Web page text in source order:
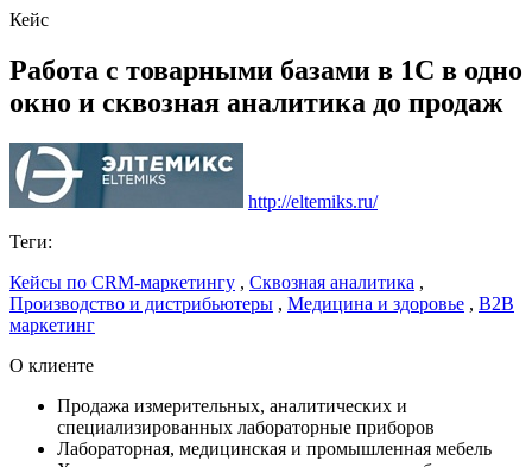
Кейс
Работа с товарными базами в 1С в одно
окно и сквозная аналитика до продаж
http://eltemiks.ru/
Теги:
Кейсы по CRM-маркетингу , Сквозная аналитика ,
Производство и дистрибьютеры , Медицина и здоровье , B2B
маркетинг
О клиенте
Продажа измерительных, аналитических и
специализированных лабораторные приборов
Лабораторная, медицинская и промышленная мебель